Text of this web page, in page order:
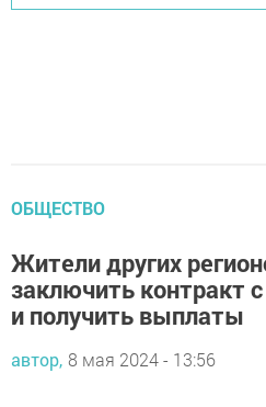
ОБЩЕСТВО
Жители других
заключить контракт
и получить выплаты
автор, 8 мая 2024 - 13:56